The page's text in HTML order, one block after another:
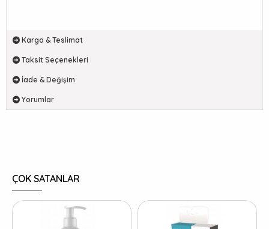
Kargo & Teslimat
Taksit Seçenekleri
İade & Değişim
Yorumlar
ÇOK SATANLAR